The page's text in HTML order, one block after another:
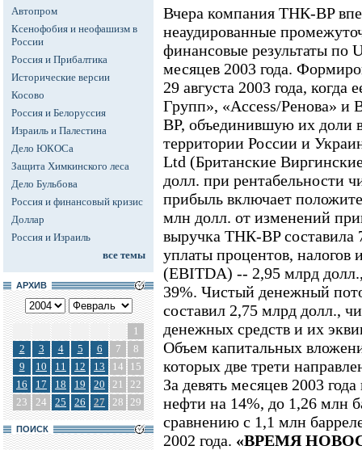
Автопром
Ксенофобия и неофашизм в
России
Россия и Прибалтика
Исторические версии
Косово
Россия и Белоруссия
Израиль и Палестина
Дело ЮКОСа
Защита Химкинского леса
Дело Бульбова
Россия и финансовый кризис
Доллар
Россия и Израиль
все темы
АРХИВ
1
2
3 4 5 6 7
8
9
10 11 12 13 14
15
16
17 18 19 20 21
22
23
24 25 26 27 28 29
ПОИСК
Вчера компания ТНК-BP
неаудированные
финансовые результаты по
месяцев 2003 года.
29 августа 2003 года,
Групп», «Access/Ренова»
BP, объединившую их доли
территории России и
Ltd (Британские
долл. при рентабельности
прибыль включает
млн долл. от изменений
выручка TНК-BP
уплаты процентов, налогов
(EBITDA) -- 2,95 млрд
39%. Чистый денежный
составил 2,75 млрд долл.,
денежных средств и их
Объем капитальных
которых две трети
За девять месяцев 2003
нефти на 14%, до 1,26 млн
сравнению с 1,1 млн
2002 года. «ВРЕМЯ